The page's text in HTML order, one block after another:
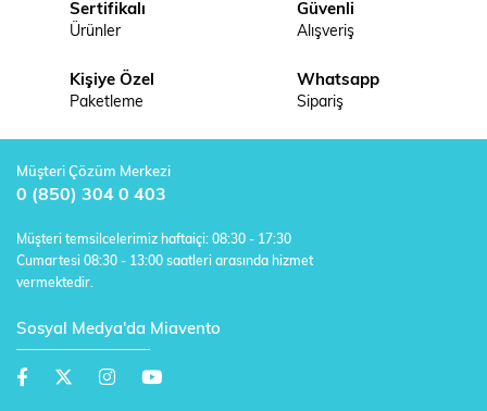
Sertifikalı
Ürünler
Güvenli
Alışveriş
Kişiye Özel
Paketleme
Whatsapp
Sipariş
Müşteri Çözüm Merkezi
0 (850) 304 0 403
Müşteri temsilcelerimiz haftaiçi: 08:30 - 17:30
Cumartesi 08:30 - 13:00 saatleri arasında hizmet
vermektedir.
Sosyal Medya'da Miavento